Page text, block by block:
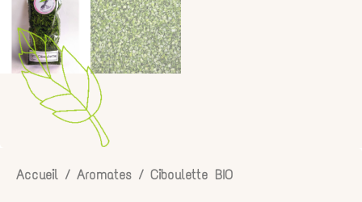
Accueil / Aromates / Ciboulette BIO